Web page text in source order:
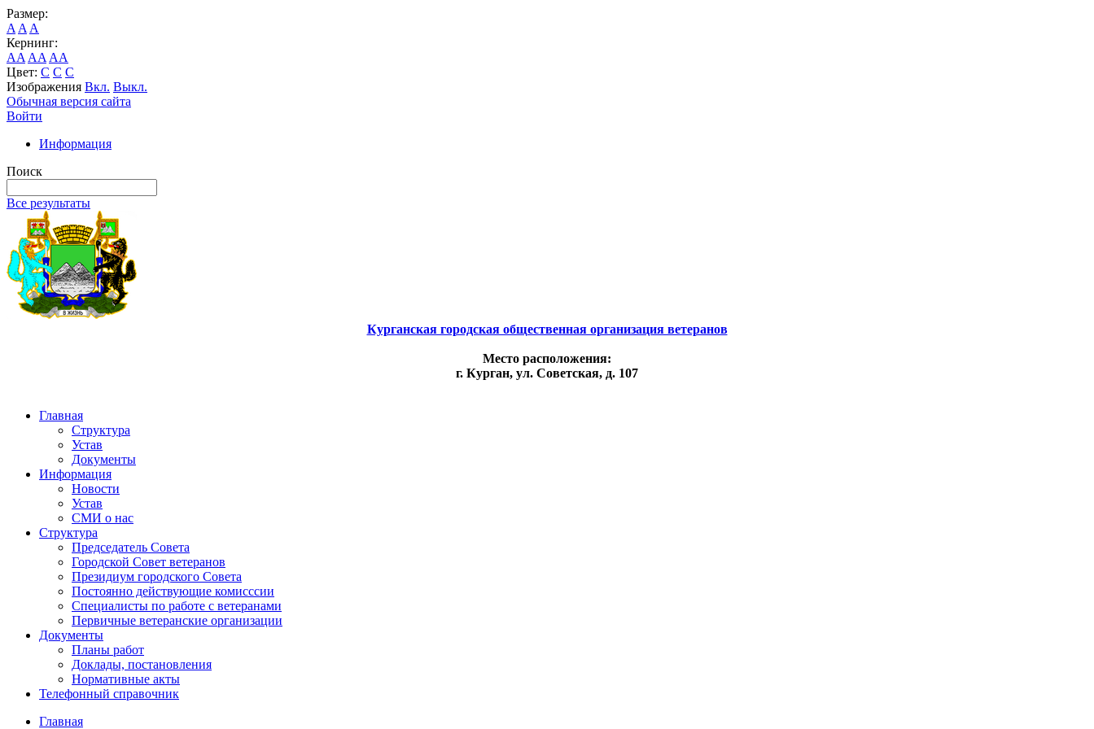
Размер:
A A A
Кернинг:
AA AA AA
Цвет: C C C
Изображения Вкл. Выкл.
Обычная версия сайта
Войти
Информация
Поиск
Все результаты
Курганская городская общественная организация ветеранов
Место расположения:
г. Курган, ул. Советская, д. 107
Главная
Структура
Устав
Документы
Информация
Новости
Устав
СМИ о нас
Структура
Председатель Совета
Городской Совет ветеранов
Президиум городского Совета
Постоянно действующие комисссии
Специалисты по работе с ветеранами
Первичные ветеранские организации
Документы
Планы работ
Доклады, постановления
Нормативные акты
Телефонный справочник
Главная